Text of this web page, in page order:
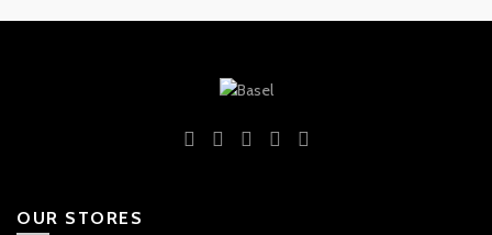
OUR STORES